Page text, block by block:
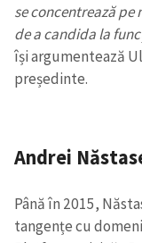
se concentrează
de a candida la
își argumentează
președinte.
Andrei
Până în 2015,
tangențe cu